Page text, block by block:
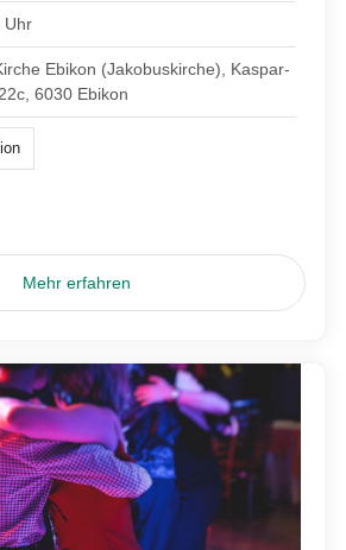
Uhr
Ebikon (Jakobuskirche), Kaspar-
6030 Ebikon
Mehr erfahren